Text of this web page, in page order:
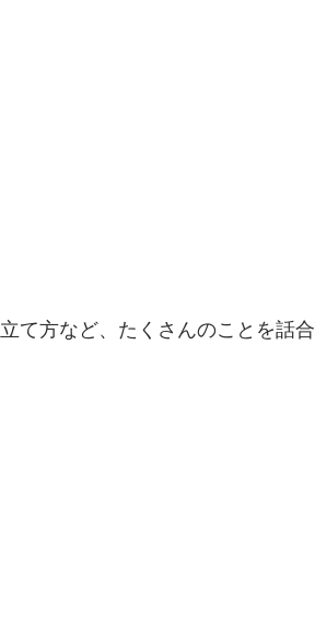
て方など、たくさんのことを話合